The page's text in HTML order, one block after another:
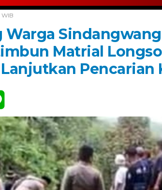
WIB
Warga
Matrial
Pencarian